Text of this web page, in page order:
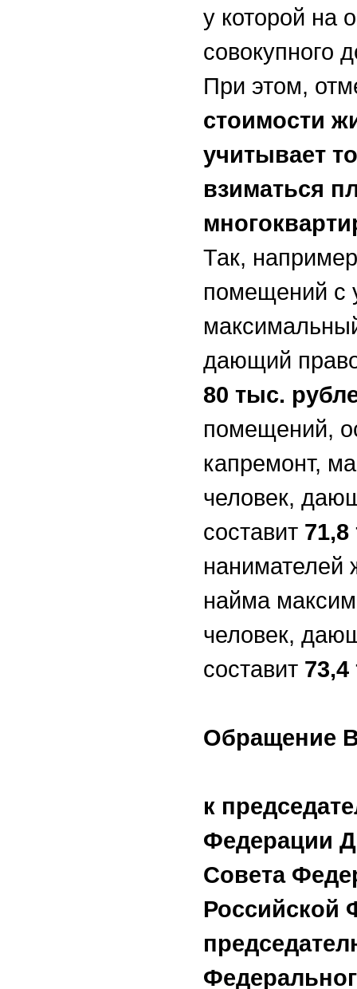
у которой на
совокупного
При этом,
стоимости
учитывает
взиматься
Так,
помещений с
дающий
80 тыс.
помещений,
капремонт,
человек,
составит
нанимателей
найма
человек,
составит
Обращение
к
Федерации
Совета
Российской